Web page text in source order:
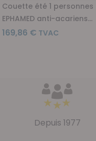
Couette été 1 personnes
EPHAMED anti-acariens
140x200cm
169,86 €
Depuis 1977